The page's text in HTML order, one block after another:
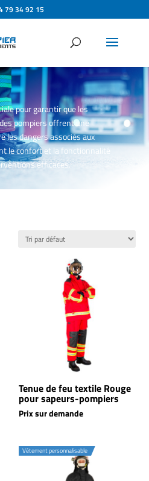
79 34 92 15
pour garantir que les
pompiers offrent une
les dangers associés aux
le confort et la fonctionnalité
efficaces.
Tenue de feu textile Rouge
pour sapeurs-pompiers
Prix sur demande
Vêtement personnalisable